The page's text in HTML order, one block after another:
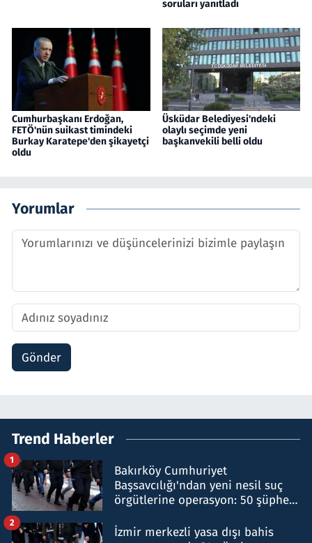
soruları yanıtladı
Cumhurbaşkanı Erdoğan,
FETÖ'nün suikast timindeki
Burkay Karatepe'den şikayetçi
oldu
Üsküdar Belediyesi'ndeki
olaylı seçimde yeni
başkanvekili belli oldu
Yorumlar
Gönder
Trend Haberler
Bakırköy Cumhuriyet
Başsavcılığı'ndan yeni nesil suç
örgütlerine operasyon: 50 şüpheli
1
İzmir merkezli yasa dışı bahis
2